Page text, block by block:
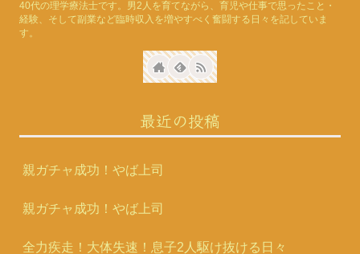
40代の理学療法士です。男2人を育てながら、育児や仕事で思ったこと・
経験、そして副業など臨時収入を増やすべく奮闘する日々を記していま
す。
最近の投稿
親ガチャ成功！やば上司
親ガチャ成功！やば上司
全力疾走！大体失速！息子2人駆け抜ける日々